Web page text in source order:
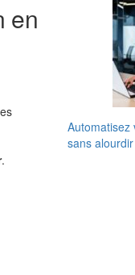
en
.
Automatisez
sans